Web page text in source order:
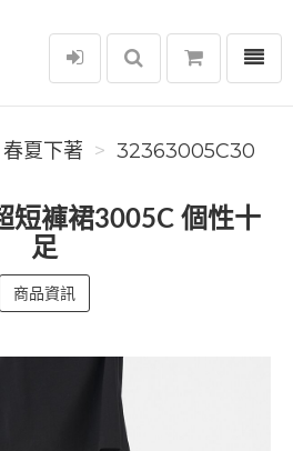
選單
春夏下著 32363005C30
短褲裙3005C 個性十
足
商品資訊